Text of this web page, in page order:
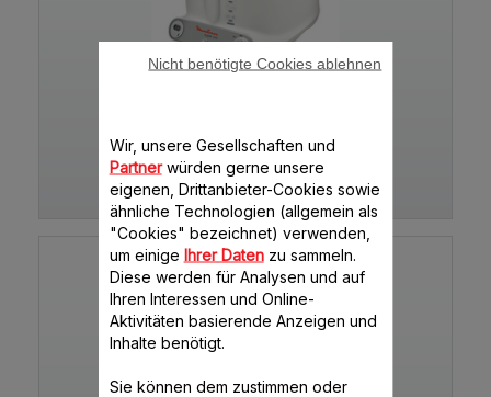
AM302111
Wir, unsere Gesellschaften und
Partnerwürden gerne unsere
eigenen, Drittanbieter-Cookies sowie
ähnliche Technologien (allgemein als
"Cookies" bezeichnet) verwenden,
um einige Ihrer Datenzu sammeln.
Diese werden für Analysen und auf
Ihren Interessen und Online-
Aktivitäten basierende Anzeigen und
Inhalte benötigt.
Sie können dem zustimmen oder
Nicht benötigte Cookies ablehnen